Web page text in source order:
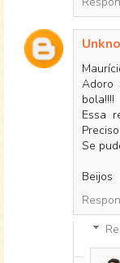
Adoro
bola!!!!
Essa
Se
Beijos